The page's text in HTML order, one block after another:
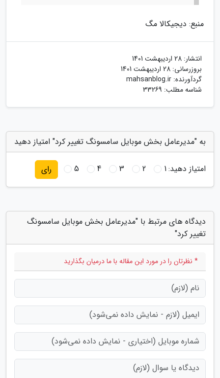
منبع: دیجیکالا مگ
انتشار: 28 اردیبهشت 1401
بروزرسانی: 28 اردیبهشت 1401
گردآورنده: mahsanblog.ir
شناسه مطلب: 33269
به "مدیرعامل بخش موبایل سامسونگ تغییر کرد" امتیاز دهید
امتیاز دهید:1
2
3
4
5 رای
دیدگاه های مرتبط با "مدیرعامل بخش موبایل سامسونگ
تغییر کرد"
* نظرتان را در مورد این مقاله با ما درمیان بگذارید